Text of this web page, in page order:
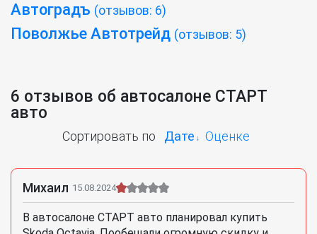
Автоградъ (отзывов: 6)
Поволжье Автотрейд (отзывов: 5)
6 отзывов об автосалоне СТАРТ
авто
Сортировать по Дате Оценке
Михаил 15.08.2024
В автосалоне СТАРТ авто планировал купить